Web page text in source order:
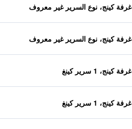
غرفة كينج، نوع السرير غير معروف
غرفة كينج، نوع السرير غير معروف
غرفة كينج، 1 سرير كينغ
غرفة كينج، 1 سرير كينغ